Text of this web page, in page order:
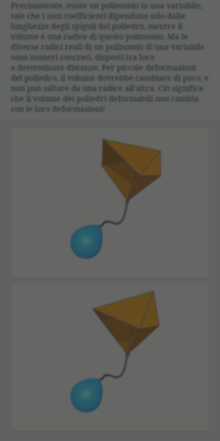
Precisamente, esiste un polinomio in una variabile,
tale che i suoi coefficienti dipendono solo dalle
lunghezze degli spigoli del poliedro, mentre il
volume è una radice di questo polinomio. Ma le
diverse radici reali di un polinomio di una variabile
sono numeri concreti, disposti tra loro
a determinate distanze. Per piccole deformazioni
del poliedro, il volume dovrebbe cambiare di poco, e
non può saltare da una radice all’altra. Ciò significa
che il volume dei poliedri deformabili non cambia
con le loro deformazioni!